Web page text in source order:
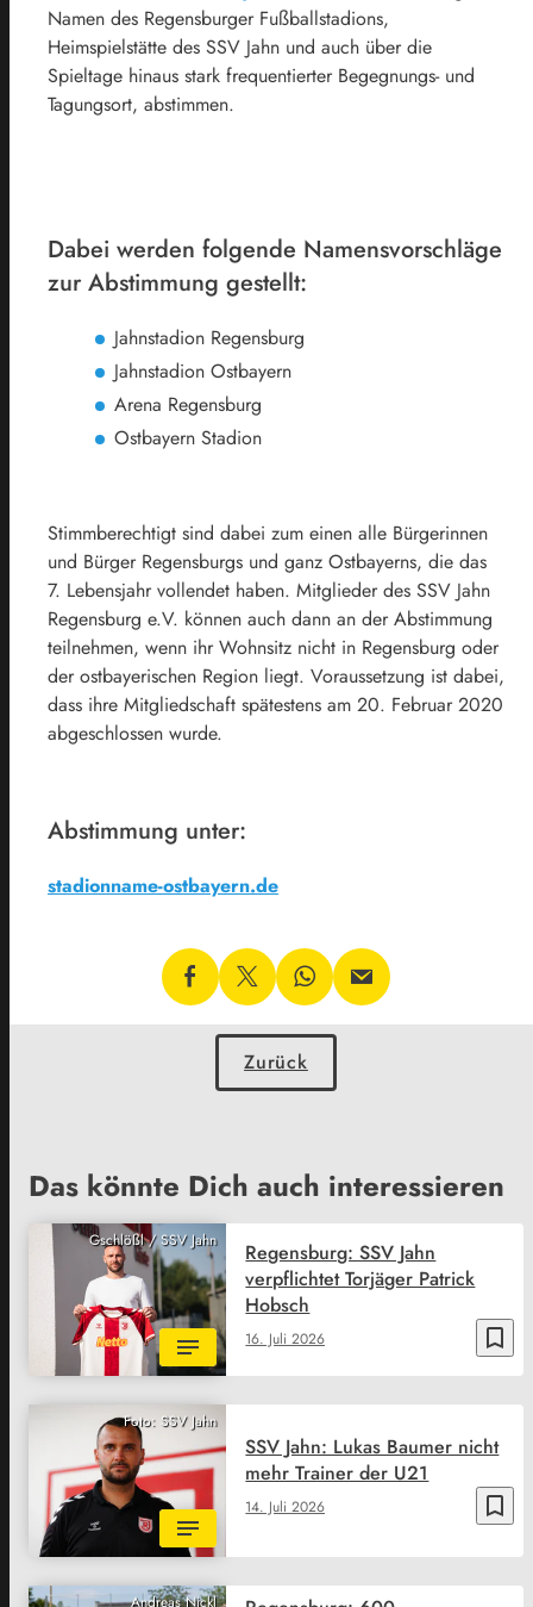
Namen des Regensburger Fußballstadions,
Heimspielstätte des SSV Jahn und auch über die
Spieltage hinaus stark frequentierter Begegnungs- und
Tagungsort, abstimmen.
Dabei werden folgende Namensvorschläge
zur Abstimmung gestellt:
Jahnstadion Regensburg
Jahnstadion Ostbayern
Arena Regensburg
Ostbayern Stadion
Stimmberechtigt sind dabei zum einen alle Bürgerinnen
und Bürger Regensburgs und ganz Ostbayerns, die das
7. Lebensjahr vollendet haben. Mitglieder des SSV Jahn
Regensburg e.V. können auch dann an der Abstimmung
teilnehmen, wenn ihr Wohnsitz nicht in Regensburg oder
der ostbayerischen Region liegt. Voraussetzung ist dabei,
dass ihre Mitgliedschaft spätestens am 20. Februar 2020
abgeschlossen wurde.
Abstimmung unter:
stadionname-ostbayern.de
Zurück
Das könnte Dich auch interessieren
Gschlößl / SSV Jahn
bookmark_border
16. Juli 2026
Regensburg: SSV Jahn
verpflichtet Torjäger Patrick
Hobsch
Foto: SSV Jahn
bookmark_border
14. Juli 2026
SSV Jahn: Lukas Baumer nicht
mehr Trainer der U21
Andreas Nickl